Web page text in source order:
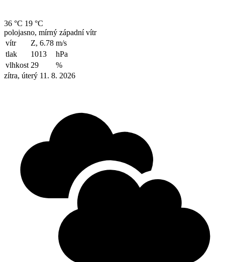
36 °C 19 °C
polojasno, mírný západní vítr
vítr
Z, 6.78 m/s
tlak
1013
hPa
vlhkost 29
%
zítra, úterý 11. 8. 2026